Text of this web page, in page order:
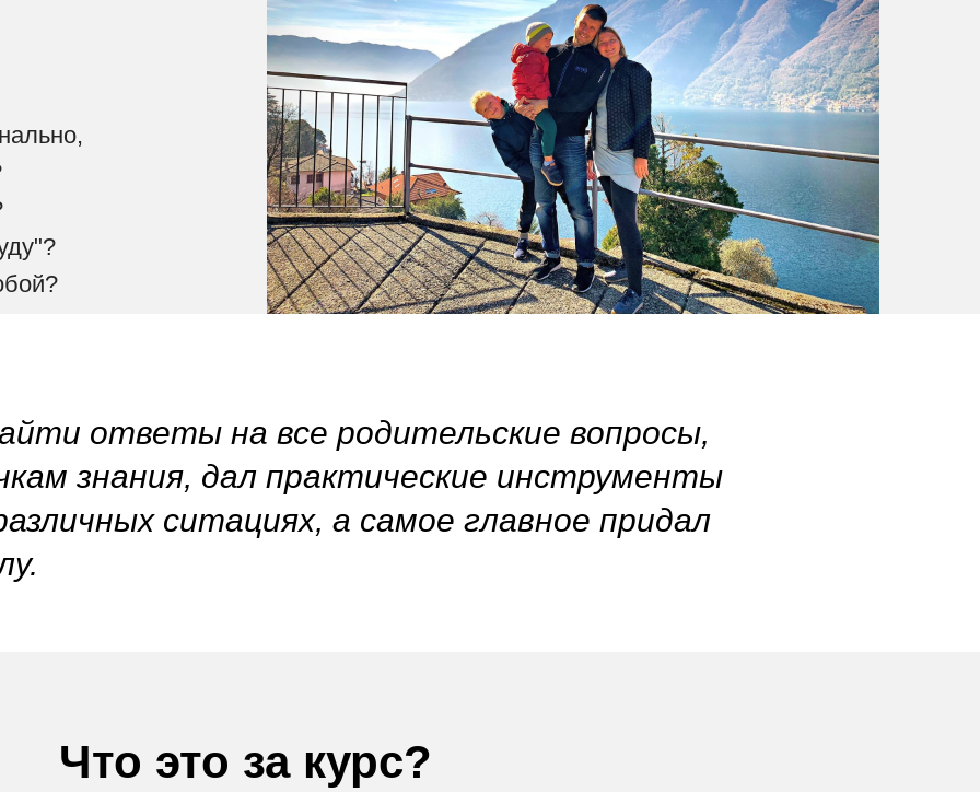
ответы на все родительские вопросы,
знания, дал практические инструменты
ситациях, а самое главное придал
Что это за курс?